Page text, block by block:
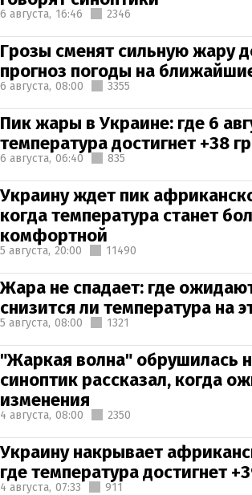
6 августа, 16:46 2346
Грозы сменят сильную жару
прогноз погоды на
6 августа, 08:00 3355
Пик жары в Украине: где 6
температура достигнет +38
6 августа, 06:40 835
Украину ждет пик
когда температура станет
комфортной
5 августа, 20:00 11490
Жара не спадает: где
снизится ли температура на
5 августа, 08:00 1321
"Жаркая волна" обрушилась
синоптик рассказал, когда
изменения
4 августа, 08:00 2350
Украину накрывает
где температура достигнет
4 августа, 07:33 911